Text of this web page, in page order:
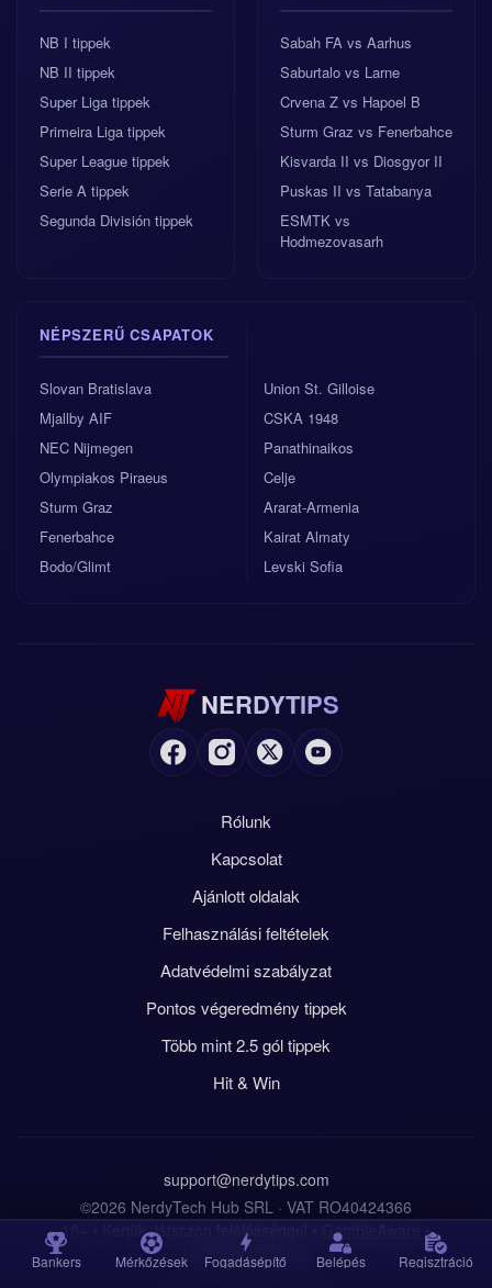
Bankers Mérkőzések Fogadásépítő Belépés Regisztráció
NB I tippek
NB II tippek
Super Liga tippek
Primeira Liga tippek
Super League tippek
Serie A tippek
Segunda División tippek
Sabah FA vs Aarhus
Saburtalo vs Larne
Crvena Z vs Hapoel B
Sturm Graz vs Fenerbahce
Kisvarda II vs Diosgyor II
Puskas II vs Tatabanya
ESMTK vs
Hodmezovasarh
NÉPSZERŰ CSAPATOK
Slovan Bratislava
Mjallby AIF
NEC Nijmegen
Olympiakos Piraeus
Sturm Graz
Fenerbahce
Bodo/Glimt
Union St. Gilloise
CSKA 1948
Panathinaikos
Celje
Ararat-Armenia
Kairat Almaty
Levski Sofia
NERDYTIPS
Rólunk
Kapcsolat
Ajánlott oldalak
Felhasználási feltételek
Adatvédelmi szabályzat
Pontos végeredmény tippek
Több mint 2.5 gól tippek
Hit & Win
18+ • Kérjük, játsszon felelősséggel • GambleAware
•
NCPGambling.org
support@nerdytips.com
©2026 NerdyTech Hub SRL · VAT RO40424366